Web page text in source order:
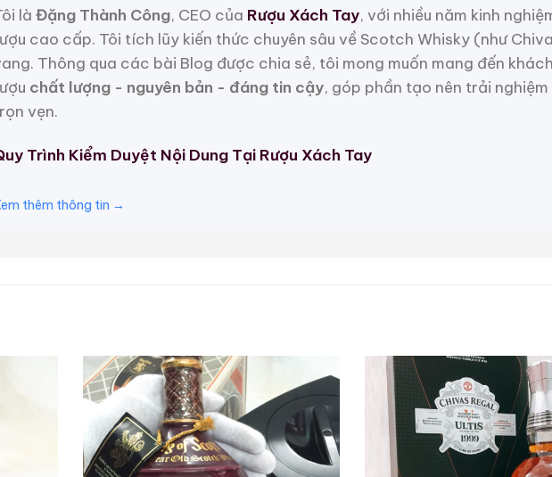
Zalo Hotline Zalo Hotline Zalo Hotline
Thiệu Một Số Mẫu Rượu Whisky
18 Sherry Oak
(0 đánh giá)
Macallan 18 Sherry Oak
1996
700ml / 43%
0,0 (0 đánh giá)
Macallan 25 Sherry
Oak Release 2011
700ml / 43%
0,0 (0 đánh giá)
là Đặng Thành Công, CEO của Rượu Xách Tay, với nhiều năm kinh
cao cấp. Tôi tích lũy kiến thức chuyên sâu về Scotch Whisky (như
Thông qua các bài Blog được chia sẻ, tôi mong muốn mang đến
chất lượng - nguyên bản - đáng tin cậy, góp phần tạo nên trải
vẹn.
Trình Kiểm Duyệt Nội Dung Tại Rượu Xách Tay
thêm thông tin →